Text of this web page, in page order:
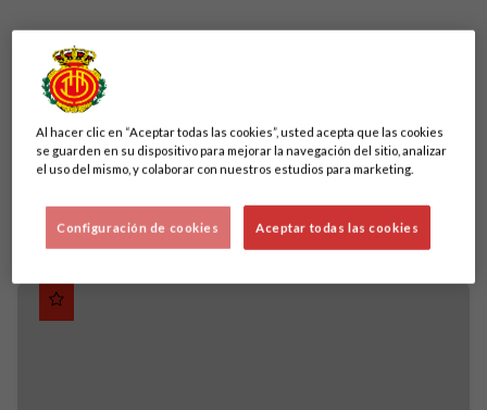
Al hacer clic en “Aceptar todas las cookies”, usted acepta que las cookies
se guarden en su dispositivo para mejorar la navegación del sitio, analizar
el uso del mismo, y colaborar con nuestros estudios para marketing.
Aceptar todas las cookies
Configuración de cookies